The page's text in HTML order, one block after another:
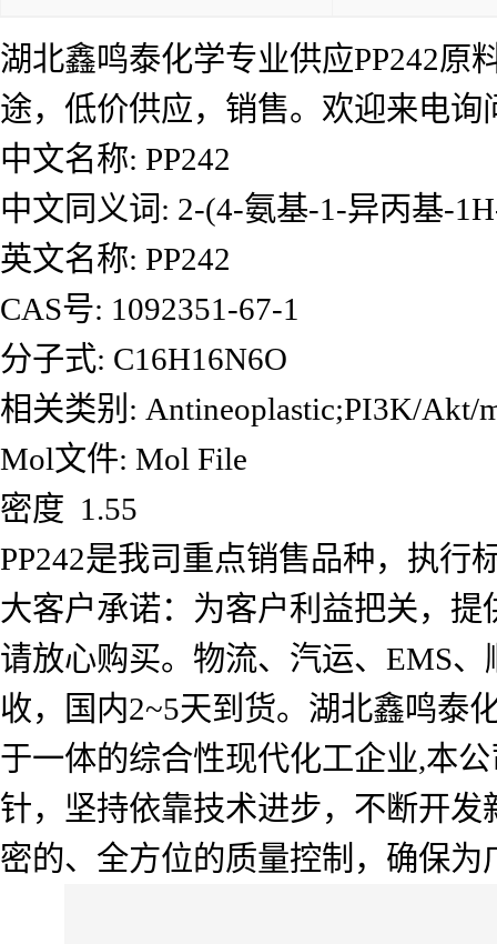
湖北鑫鸣泰化学专业供应PP242原
途，低价供应，销售。欢迎来电
中文名称: PP242
中文同义词: 2-(4-氨基-1-异丙基-
英文名称: PP242
CAS号: 1092351-67-1
分子式: C16H16N6O
相关类别: Antineoplastic;PI3K/
Mol文件: Mol File
密度 1.55
PP242是我司重点销售品种，执
大客户承诺：为客户利益把关，
请放心购买。物流、汽运、EMS
收，国内2~5天到货。湖北鑫鸣泰
于一体的综合性现代化工企业,本
针，坚持依靠技术进步，不断开
密的、全方位的质量控制，确保